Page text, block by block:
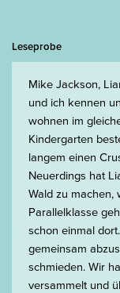
Leseprobe
Mike Jackson,
und ich kennen
wohnen im
Kindergarten
langem einen
Neuerdings hat
Wald zu machen,
Parallelklasse
schon einmal
gemeinsam
schmieden. Wir
versammelt und